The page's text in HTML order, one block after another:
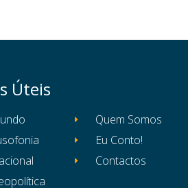
Úteis
Quem Somos
Eu Conto!
Contactos